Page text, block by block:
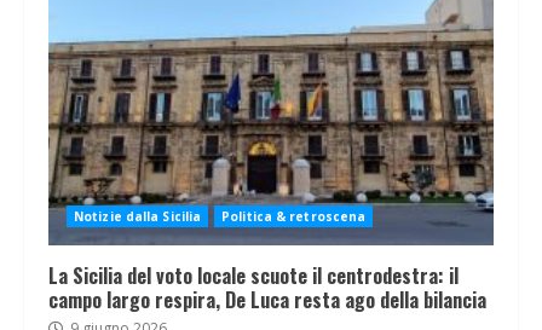
Notizie dalla Sicilia Politica & retroscena
La Sicilia del voto locale scuote il centrodestra: il
campo largo respira, De Luca resta ago della bilancia